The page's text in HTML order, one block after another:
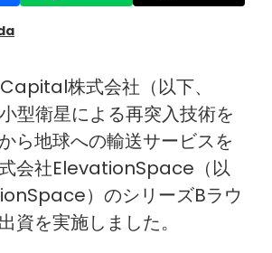
株式会社（以下、
型衛星による再突入技術を
ら地球への輸送サービスを
会社ElevationSpace（以
）のシリーズBラウ
資を実施しました。